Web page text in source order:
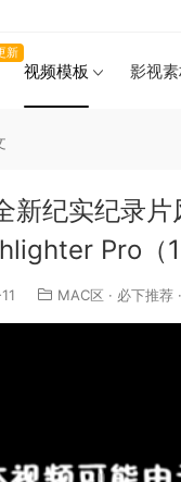
新
视频模板 影视
新纪实纪录
Pro（
MAC区 · 必下推荐 ·